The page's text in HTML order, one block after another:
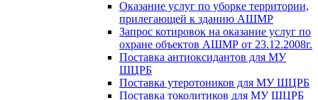
Оказание услуг по уборке территории,
прилегающей к зданию АШМР
Запрос котировок на оказание услуг по
охране объектов АШМР от 23.12.2008г.
Поставка антиоксидантов для МУ
ШЦРБ
Поставка утеротоников для МУ ШЦРБ
Поставка токолитиков для МУ ШЦРБ